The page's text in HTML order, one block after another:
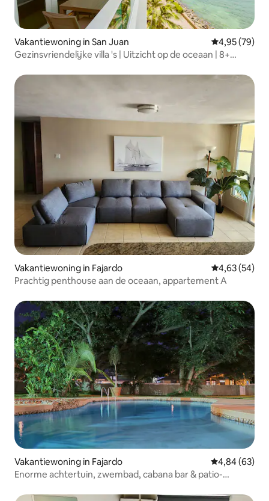
Vakantiewoning in San Juan Gemiddelde
4,95 (79)
Gezinsvriendelijke villa 's | Uitzicht op de oceaan | 8+
Vakantiewoning in Fajardo Gemiddelde
4,63 (54)
Prachtig penthouse aan de oceaan, appartement A
Vakantiewoning in Fajardo Gemiddelde
4,84 (63)
Enorme achtertuin, zwembad, cabana bar & patio-